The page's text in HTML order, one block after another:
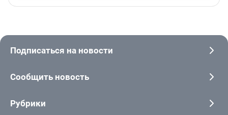
Подписаться на новости
Сообщить новость
Рубрики